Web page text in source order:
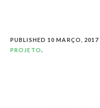
PUBLISHED 10 MARÇO, 2017
PROJETO.